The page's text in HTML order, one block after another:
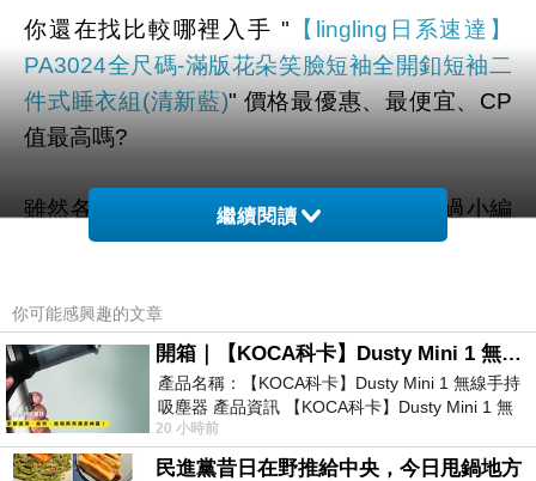
你還在找比較哪裡入手 " 【lingling日系速達】
PA3024全尺碼-滿版花朵笑臉短袖全開釦短袖二
件式睡衣組(清新藍)" 價格最優惠、最便宜、CP
值最高嗎?
雖然各大網路購物通路大多有在販賣，不過小編
還是到奇摩和google搜尋查看一些評價、文章、
幫您整理出來在momo購物網最划算啦。
有需要的網友們可以點擊下面按鈕即可獲得最新
的優惠折扣喔！
繼續閱讀
你可能感興趣的文章
開箱｜【KOCA科卡】Dusty Mini 1 無線手持吸塵器
產品名稱：【KOCA科卡】Dusty Mini 1 無線手持
吸塵器 產品資訊 【KOCA科卡】Dusty Mini 1 無
線手持吸塵器評語： 能吸、能吹兼具兩
20 小時前
民進黨昔日在野推給中央，今日甩鍋地方